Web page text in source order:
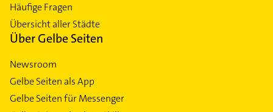
Häufige Fragen
Übersicht aller Städte
Über Gelbe Seiten
Newsroom
Gelbe Seiten als App
Gelbe Seiten für Messenger